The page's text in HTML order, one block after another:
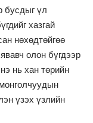
бусдыг үл
хазгай
нөхөдтөйгөө
олон бүгдээр
нь хан төрийн
үзэх үзлийн